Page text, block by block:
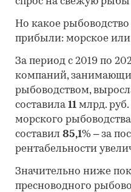
Но какое
прибыли: морское или
За период с 2019 по
компаний,
рыбоводством,
составила11 млрд.
морского
составил 85,1% – за
рентабельности
Значительно ниже
пресноводного